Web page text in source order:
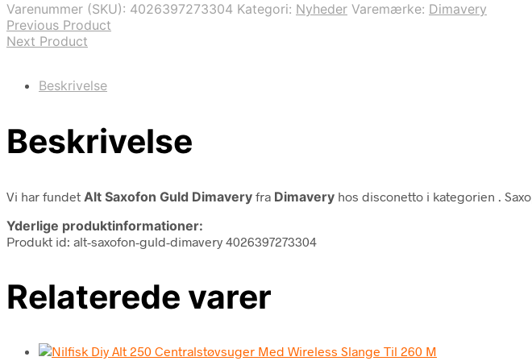
Varenummer (SKU): 4026397273304 Kategori: Nyheder Varemærke: Dimavery
Previous Product
Next Product
Beskrivelse
Beskrivelse
Vi har fundet Alt Saxofon Guld Dimavery fra Dimavery hos disconetto i kategorien .
Yderlige produktinformationer:
Produkt id: alt-saxofon-guld-dimavery 4026397273304
Relaterede varer